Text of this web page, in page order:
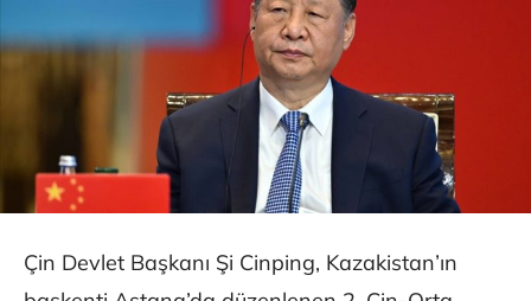
Çin Devlet Başkanı Şi Cinping, Kazakistan’ın